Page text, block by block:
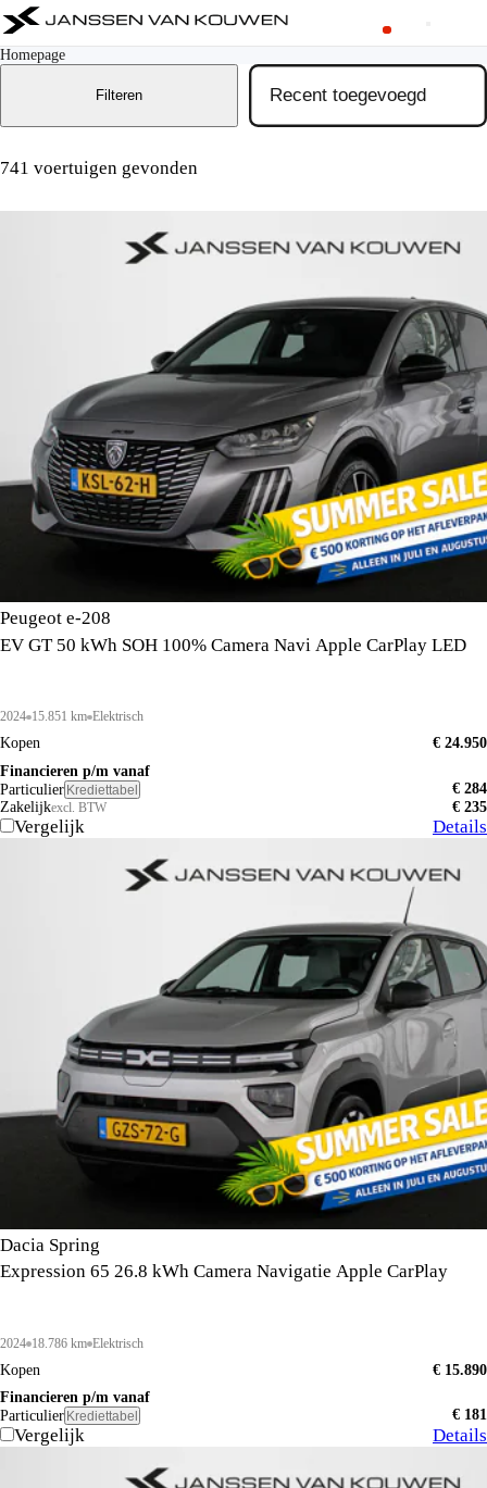
Homepage
741 voertuigen gevonden
Filteren
Peugeot e-208
EV GT 50 kWh SOH 100% Camera Navi Apple CarPlay LED
2024 15.851 km Elektrisch
Kopen
€ 24.950
Financieren p/m vanaf
Particulier Krediettabel
€ 284
Zakelijkexcl. BTW € 235
Vergelijk Details
Dacia Spring
Expression 65 26.8 kWh Camera Navigatie Apple CarPlay
2024 18.786 km Elektrisch
Kopen
€ 15.890
Financieren p/m vanaf
Particulier Krediettabel € 181
Vergelijk Details